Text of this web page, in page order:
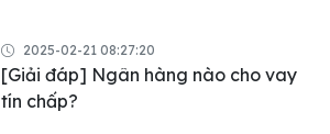
2025-02-21 08:27:20
[Giải đáp] Ngân hàng nào cho vay
tín chấp?